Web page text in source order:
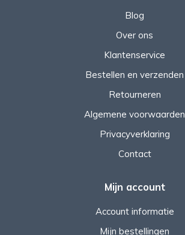
Blog
Over ons
Klantenservice
Bestellen en verzenden
Retourneren
Algemene voorwaarden
Privacyverklaring
Contact
Mijn account
Account informatie
Mijn bestellingen